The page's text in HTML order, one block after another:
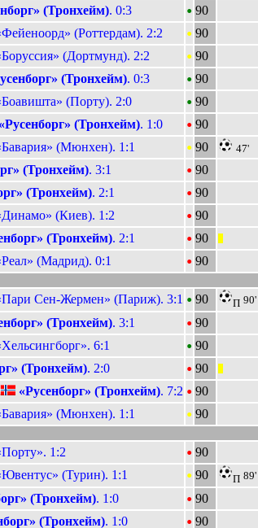
(Тронхейм). 0:3 • 90
(Роттердам). 2:2 • 90
(Дортмунд). 2:2 • 90
(Тронхейм). 0:3 • 90
(Порту). 2:0 • 90
«Русенборг» (Тронхейм). 1:0 • 90
(Мюнхен). 1:1 • 90 47'
(Тронхейм). 3:1 • 90
(Тронхейм). 2:1 • 90
(Киев). 1:2 • 90
(Тронхейм). 2:1 • 90
(Мадрид). 0:1 • 90
Сен-Жермен» (Париж). 3:1 • 90 П 90'
(Тронхейм). 3:1 • 90
6:1 • 90
(Тронхейм). 2:0 • 90
«Русенборг» (Тронхейм). 7:2 • 90
(Мюнхен). 1:1 • 90
1:2 • 90
(Турин). 1:1 • 90 П 89'
(Тронхейм). 1:0 • 90
(Тронхейм). 1:0 • 90